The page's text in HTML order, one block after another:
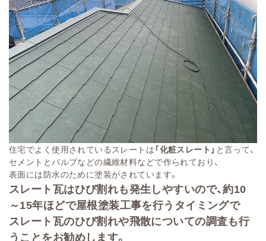
住宅でよく使用されているスレートは「化粧スレート」 と言って、
セメントとパルプなどの繊維材料などで作られており、
表面には防水のために塗装がされています。
スレート瓦はひび割れも発生しやすいので、約10
～15年ほどで屋根塗装工事を行うタイミングで
スレート瓦のひび割れや飛散についての調査も行
うことをお勧めします。